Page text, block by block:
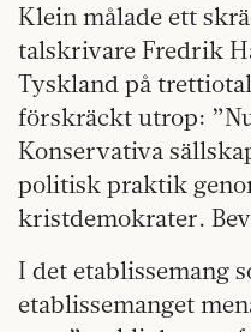
Klein målade ett
talskrivare Fredrik
Tyskland på
förskräckt utrop:
Konservativa
politisk praktik
kristdemokrater.
I det etablissemang
etablissemanget